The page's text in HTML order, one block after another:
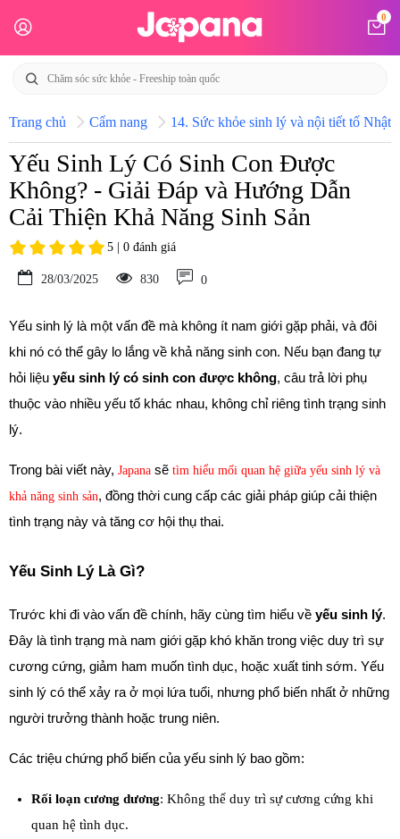
0
Trang chủ Cẩm nang 14. Sức khỏe sinh lý và nội tiết tố Nhật
Yếu Sinh Lý Có Sinh Con Được
Không? - Giải Đáp và Hướng Dẫn
Cải Thiện Khả Năng Sinh Sản
5 | 0 đánh giá
28/03/2025 830 0
Yếu sinh lý là một vấn đề mà không ít nam giới gặp phải, và đôi
khi nó có thể gây lo lắng về khả năng sinh con. Nếu bạn đang tự
hỏi liệu yếu sinh lý có sinh con được không, câu trả lời phụ
thuộc vào nhiều yếu tố khác nhau, không chỉ riêng tình trạng sinh
lý.
Trong bài viết này, Japana sẽ tìm hiểu mối quan hệ giữa yếu sinh lý và
khả năng sinh sản, đồng thời cung cấp các giải pháp giúp cải thiện
tình trạng này và tăng cơ hội thụ thai.
Yếu Sinh Lý Là Gì?
Trước khi đi vào vấn đề chính, hãy cùng tìm hiểu về yếu sinh lý.
Đây là tình trạng mà nam giới gặp khó khăn trong việc duy trì sự
cương cứng, giảm ham muốn tình dục, hoặc xuất tinh sớm. Yếu
sinh lý có thể xảy ra ở mọi lứa tuổi, nhưng phổ biến nhất ở những
người trưởng thành hoặc trung niên.
Các triệu chứng phổ biến của yếu sinh lý bao gồm:
Rối loạn cương dương: Không thể duy trì sự cương cứng khi
quan hệ tình dục.